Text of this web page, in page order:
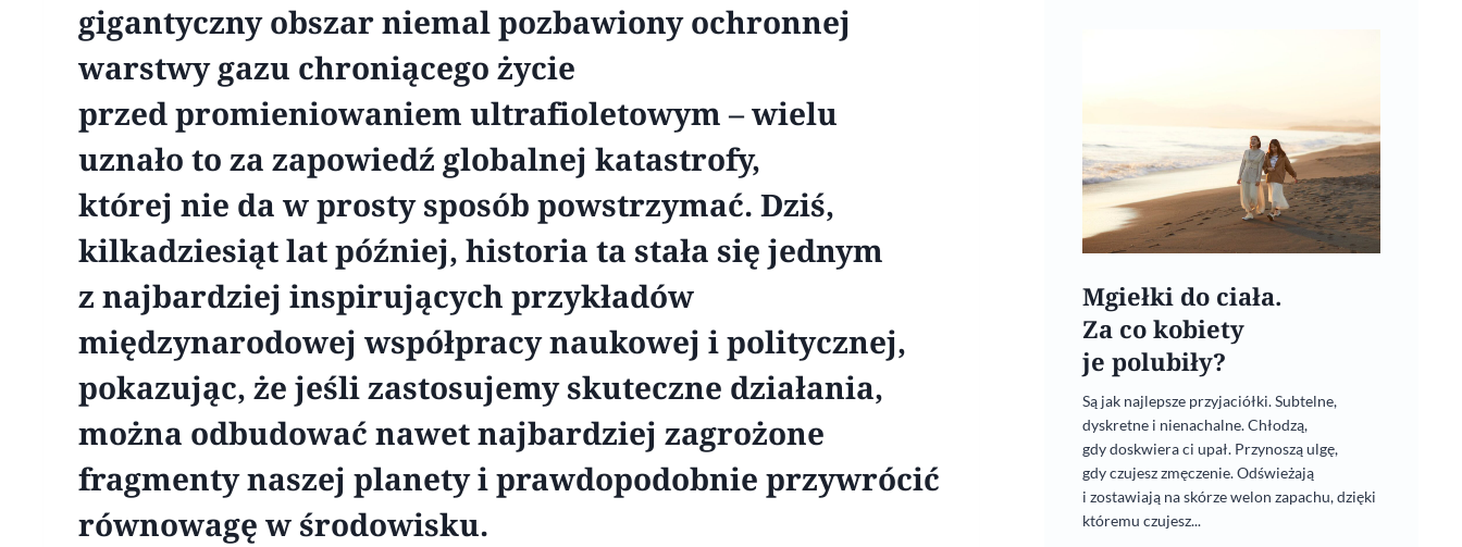
gigantyczny obszar niemal pozbawiony ochronnej
warstwy gazu chroniącego życie
przed promieniowaniem ultrafioletowym – wielu
uznało to za zapowiedź globalnej katastrofy,
której nie da w prosty sposób powstrzymać. Dziś,
kilkadziesiąt lat później, historia ta stała się jednym
z najbardziej inspirujących przykładów
międzynarodowej współpracy naukowej i politycznej,
pokazując, że jeśli zastosujemy skuteczne działania,
można odbudować nawet najbardziej zagrożone
fragmenty naszej planety i prawdopodobnie przywrócić
równowagę w środowisku.
Mgiełki do ciała.
Za co kobiety
je polubiły?
Są jak najlepsze przyjaciółki. Subtelne,
dyskretne i nienachalne. Chłodzą,
gdy doskwiera ci upał. Przynoszą ulgę,
gdy czujesz zmęczenie. Odświeżają
i zostawiają na skórze welon zapachu, dzięki
któremu czujesz...